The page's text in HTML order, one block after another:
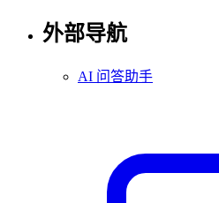
外部导航
AI 问答助手